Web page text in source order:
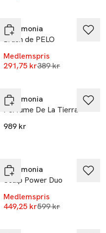
Ceremonia
Brush de PELO
Medlemspris
291,75 krLägsta pris 30
389 kr
Ceremonia
Perfume De La Tierra
989 kr
Ceremonia
Scalp Power Duo
Medlemspris
449,25 krLägsta pris 30
599 kr
-25%